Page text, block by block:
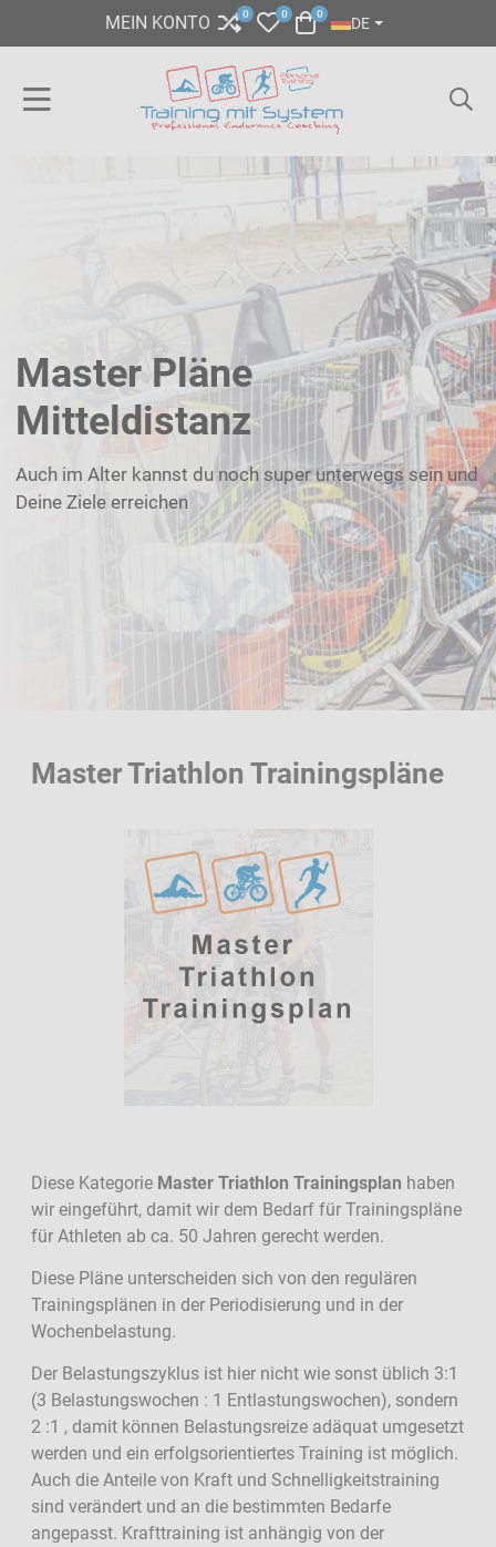
MEIN KONTO COMPARE
0 MY WISHLIST
0 WARENKORB
0SPRACHE
DE
Master Pläne
Mitteldistanz
Auch im Alter kannst du noch super unterwegs sein und
Deine Ziele erreichen
Master Triathlon Trainingspläne
Diese Kategorie Master Triathlon Trainingsplan haben
wir eingeführt, damit wir dem Bedarf für Trainingspläne
für Athleten ab ca. 50 Jahren gerecht werden.
Diese Pläne unterscheiden sich von den regulären
Trainingsplänen in der Periodisierung und in der
Wochenbelastung.
Der Belastungszyklus ist hier nicht wie sonst üblich 3:1
(3 Belastungswochen : 1 Entlastungswochen), sondern
2 :1 , damit können Belastungsreize adäquat umgesetzt
werden und ein erfolgsorientiertes Training ist möglich.
Auch die Anteile von Kraft und Schnelligkeitstraining
sind verändert und an die bestimmten Bedarfe
angepasst. Krafttraining ist anhängig von der